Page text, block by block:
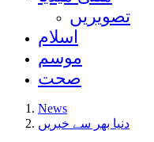
تصویریں
اسلام
موسم
صحت
News
دنیا بھر سے خبریں